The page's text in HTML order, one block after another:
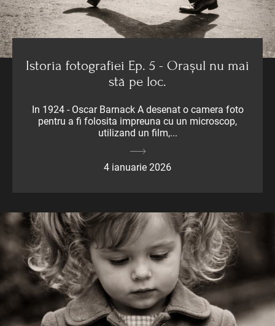
Istoria fotografiei Ep. 5 - Orașul nu mai
stă pe loc.
In 1924 - Oscar Barnack A desenat o camera foto
pentru a fi folosita impreuna cu un microscop,
utilizand un film,...
4 ianuarie 2026